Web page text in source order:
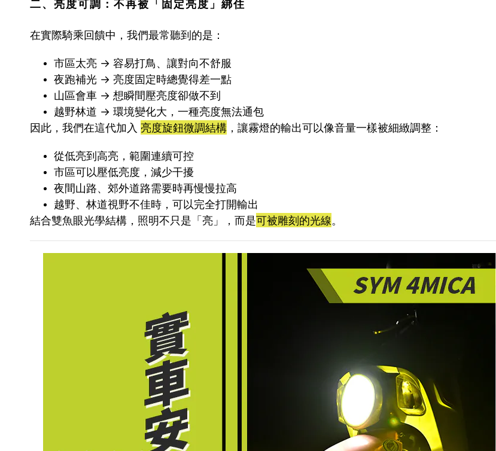
二、亮度可調：不再被「固定亮度」綁住
在實際騎乘回饋中，我們最常聽到的是：
市區太亮 → 容易打鳥、讓對向不舒服
夜跑補光 → 亮度固定時總覺得差一點
山區會車 → 想瞬間壓亮度卻做不到
越野林道 → 環境變化大，一種亮度無法通包
因此，我們在這代加入 亮度旋鈕微調結構 ，讓霧燈的輸出可以像音量一樣被細緻調整：
從低亮到高亮，範圍連續可控
市區可以壓低亮度，減少干擾
夜間山路、郊外道路需要時再慢慢拉高
越野、林道視野不佳時，可以完全打開輸出
結合雙魚眼光學結構，照明不只是「亮」，而是可被雕刻的光線。